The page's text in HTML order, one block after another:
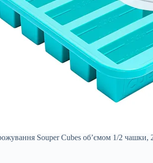
Souper Cubes об’ємом 1/2 чашки,